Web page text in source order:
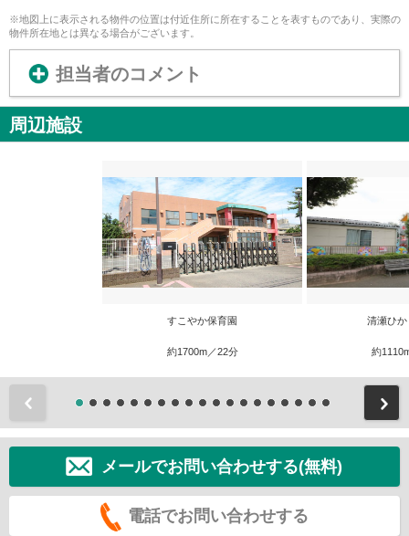
※地図上に表示される物件の位置は付近住所に所在することを表すものであり、実際の
物件所在地とは異なる場合がございます。
担当者のコメント
周辺施設
すこやか保育園
約1700m／22分
清瀬ひ
約
メールでお問い合わせする(無料)
電話でお問い合わせする